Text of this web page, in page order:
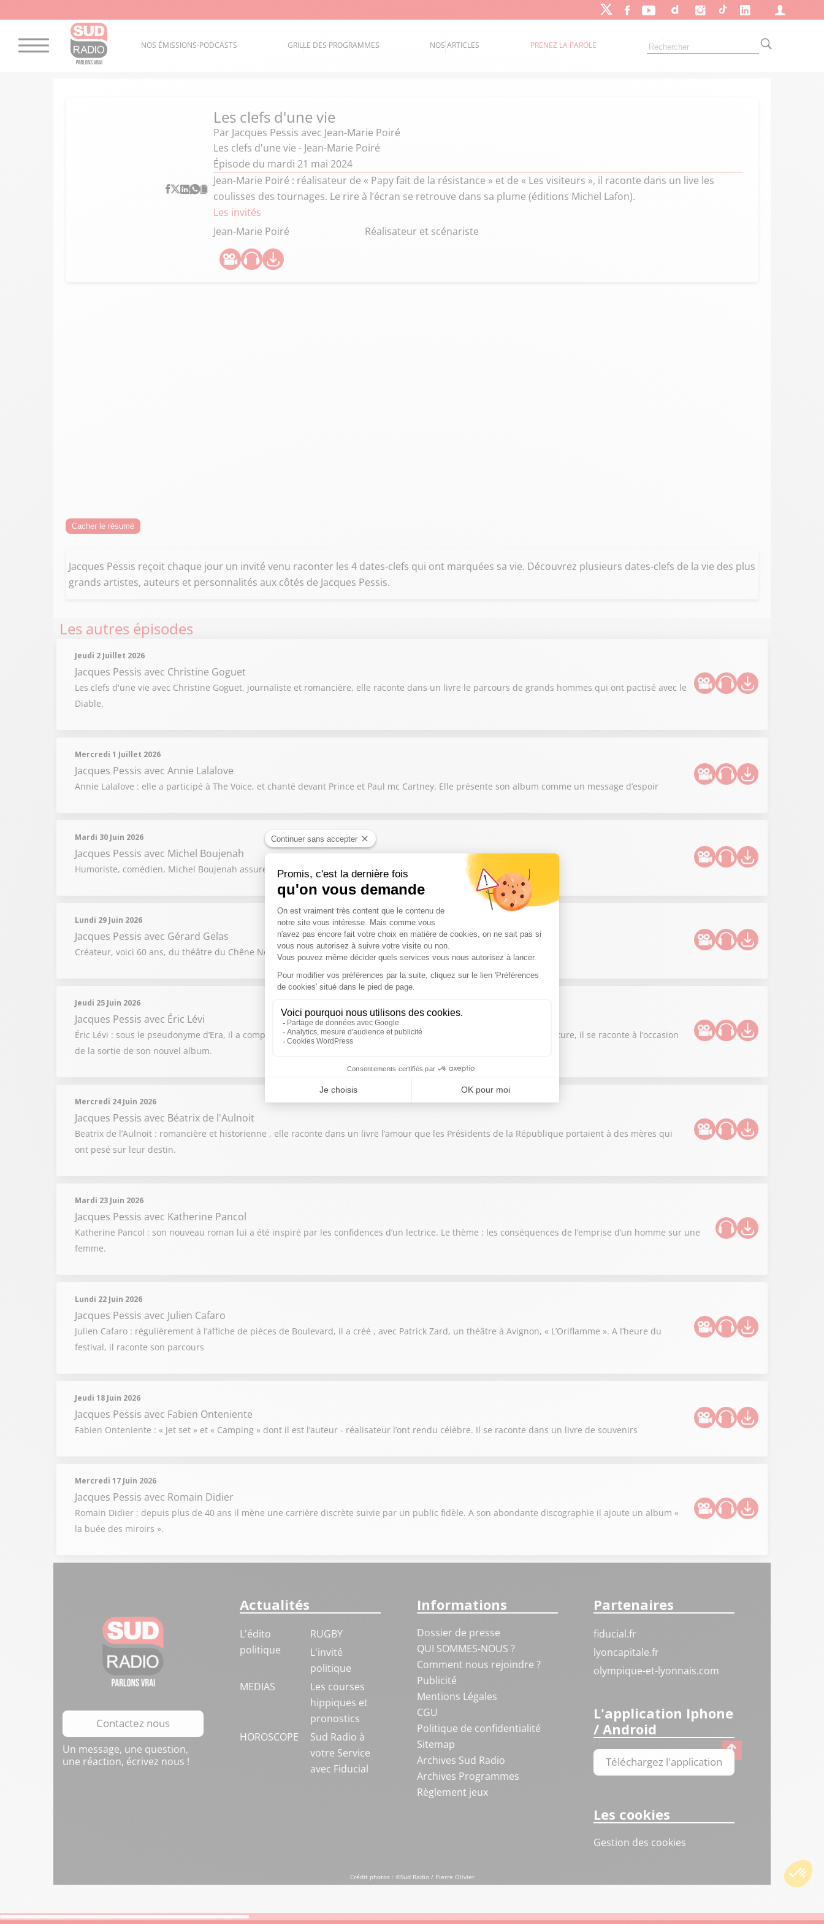
NOS ÉMISSIONS-PODCASTS GRILLE DES PROGRAMMES NOS ARTICLES PRENEZ LA PAROLE
Les clefs d'une vie
Par Jacques Pessis avec Jean-Marie Poiré
Les clefs d'une vie - Jean-Marie Poiré
Épisode du mardi 21 mai 2024
Jean-Marie Poiré : réalisateur de « Papy fait de la résistance » et de « Les visiteurs », il raconte dans un live les
coulisses des tournages. Le rire à l’écran se retrouve dans sa plume (éditions Michel Lafon).
Les invités
Jean-Marie Poiré
Réalisateur et scénariste
Cacher le résumé
Jacques Pessis reçoit chaque jour un invité venu raconter les 4 dates-clefs qui ont marquées sa vie. Découvrez plusieurs dates-clefs de la vie des plus
grands artistes, auteurs et personnalités aux côtés de Jacques Pessis.
Les autres épisodes
Jeudi 2 Juillet 2026
Jacques Pessis avec Christine Goguet
Les clefs d'une vie avec Christine Goguet, journaliste et romancière, elle raconte dans un livre le parcours de grands hommes qui ont pactisé avec le
Diable.
Mercredi 1 Juillet 2026
Jacques Pessis avec Annie Lalalove
Annie Lalalove : elle a participé à The Voice, et chanté devant Prince et Paul mc Cartney. Elle présente son album comme un message d’espoir
Mardi 30 Juin 2026
Jacques Pessis avec Michel Boujenah
Humoriste, comédien, Michel Boujenah assure aussi la direction artistique du Festival de Ramatuelle
Lundi 29 Juin 2026
Jacques Pessis avec Gérard Gelas
Créateur, voici 60 ans, du théâtre du Chêne Noir à Avignon, Gérard Gelas raconte son parcours au cœur du Festival
Jeudi 25 Juin 2026
Jacques Pessis avec Éric Lévi
Éric Lévi : sous le pseudonyme d’Era, il a composé « Ameno », une mélodie qui a fait le tour du monde. Discret par nature, il se raconte à l’occasion
de la sortie de son nouvel album.
Mercredi 24 Juin 2026
Jacques Pessis avec Béatrix de l'Aulnoit
Beatrix de l’Aulnoit : romancière et historienne , elle raconte dans un livre l’amour que les Présidents de la République portaient à des mères qui
ont pesé sur leur destin.
Mardi 23 Juin 2026
Jacques Pessis avec Katherine Pancol
Katherine Pancol : son nouveau roman lui a été inspiré par les confidences d’un lectrice. Le thème : les conséquences de l’emprise d’un homme sur une
femme.
Lundi 22 Juin 2026
Jacques Pessis avec Julien Cafaro
Julien Cafaro : régulièrement à l’affiche de pièces de Boulevard, il a créé , avec Patrick Zard, un théâtre à Avignon, « L’Oriflamme ». A l’heure du
festival, il raconte son parcours
Jeudi 18 Juin 2026
Jacques Pessis avec Fabien Onteniente
Fabien Onteniente : « Jet set » et « Camping » dont il est l’auteur - réalisateur l’ont rendu célèbre. Il se raconte dans un livre de souvenirs
Mercredi 17 Juin 2026
Jacques Pessis avec Romain Didier
Romain Didier : depuis plus de 40 ans il mène une carrière discrète suivie par un public fidèle. A son abondante discographie il ajoute un album «
la buée des miroirs ».
Contactez nous
Un message, une question,
une réaction, écrivez nous !
Actualités
L'édito
politique
RUGBY
L'invité
politique
MEDIAS
Les courses
hippiques et
pronostics
HOROSCOPE
Sud Radio à
votre Service
avec Fiducial
Informations
Dossier de presse
QUI SOMMES-NOUS ?
Comment nous rejoindre ?
Publicité
Mentions Légales
CGU
Politique de confidentialité
Sitemap
Archives Sud Radio
Archives Programmes
Règlement jeux
Partenaires
fiducial.fr
lyoncapitale.fr
olympique-et-lyonnais.com
L'application Iphone
/ Android
Téléchargez l'application
Les cookies
Gestion des cookies
Crédit photos : ©Sud Radio / Pierre Olivier